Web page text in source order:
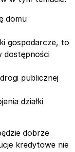
domu
gospodarcze, to
dostępności
publicznej
działki
dobrze
kredytowe nie